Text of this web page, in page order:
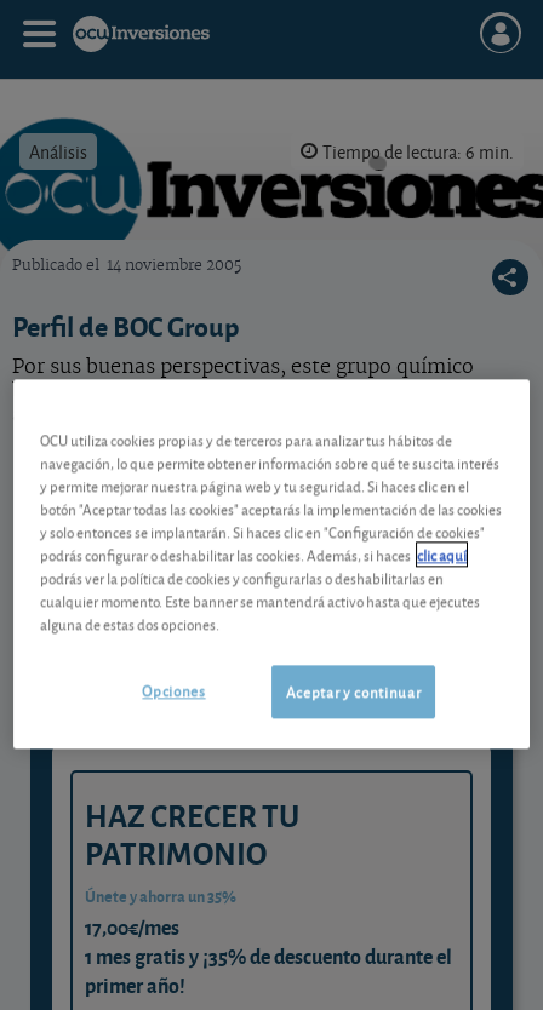
Análisis Tiempo de lectura: 6 min.
Publicado el 14 noviembre 2005
Perfil de BOC Group
Por sus buenas perspectivas, este grupo químico
Contenido reservado a SOCIOS
Gestiona tu dinero con visión
experta
para ti
HAZ CRECER TU
PATRIMONIO
Únete y ahorra un 35%
17,00€/mes
1 mes gratis y ¡35% de descuento durante el
primer año!
OCU utiliza cookies propias y de terceros para analizar tus hábitos de
navegación, lo que permite obtener información sobre qué te suscita interés
y permite mejorar nuestra página web y tu seguridad. Si haces clic en el
botón "Aceptar todas las cookies" aceptarás la implementación de las cookies
y solo entonces se implantarán. Si haces clic en "Configuración de cookies"
podrás configurar o deshabilitar las cookies. Además, si haces clic aquí
podrás ver la política de cookies y configurarlas o deshabilitarlas en
cualquier momento. Este banner se mantendrá activo hasta que ejecutes
alguna de estas dos opciones.
Aceptar y continuar
Opciones